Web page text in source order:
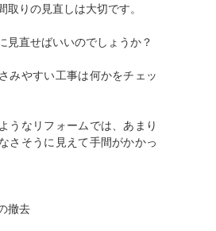
取りの見直しは大切です。
見直せばいいのでしょうか？
みやすい工事は何かをチェッ
うなリフォームでは、あまり
さそうに見えて手間がかかっ
撤去